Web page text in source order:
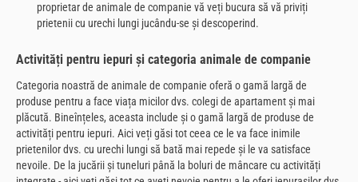
proprietar de animale de companie vă veți bucura să vă priviți
prietenii cu urechi lungi jucându-se și descoperind.
Activități pentru iepuri și categoria animale de companie
Categoria noastră de animale de companie oferă o gamă largă de
produse pentru a face viața micilor dvs. colegi de apartament și mai
plăcută. Bineînțeles, aceasta include și o gamă largă de produse de
activități pentru iepuri. Aici veți găsi tot ceea ce le va face inimile
prietenilor dvs. cu urechi lungi să bată mai repede și le va satisface
nevoile. De la jucării și tuneluri până la boluri de mâncare cu activități